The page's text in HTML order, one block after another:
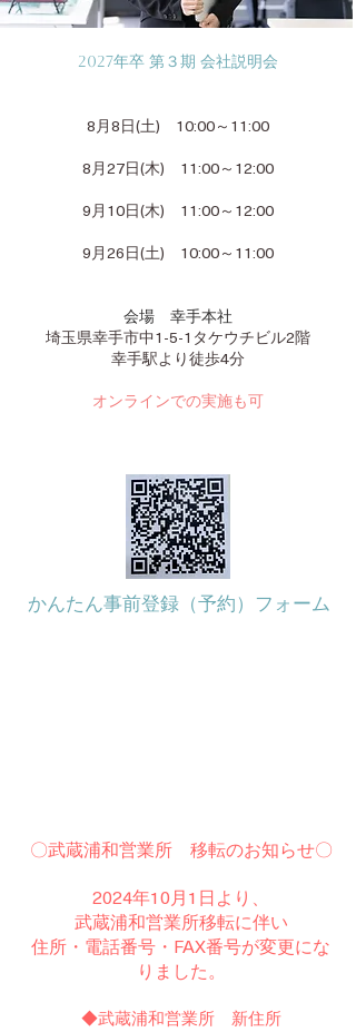
2027年卒 第３期 会社説明会
​8月8日(土) 10:00～11:00
8月27日(木) 11:00～12:00
9月10日(木) 11:00～12:00
9月26日(土) 10:00～11:00
会場 幸手本社
埼玉県幸手市中1-5-1タケウチビル2階
幸手駅より徒歩4分
オンラインでの実施も可
​かんたん事前登録（予約）フォーム
〇武蔵浦和営業所 移転のお知らせ〇
2024年10月1日より、
武蔵浦和営業所移転に伴い
​住所・電話番号・FAX番号が変更にな
りました。
◆武蔵浦和営業所 新住所